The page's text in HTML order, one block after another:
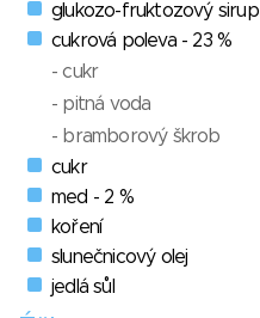
glukozo-fruktozový sirup
cukrová poleva - 23 %
- cukr
- pitná voda
- bramborový škrob
cukr
med - 2 %
koření
slunečnicový olej
jedlá sůl